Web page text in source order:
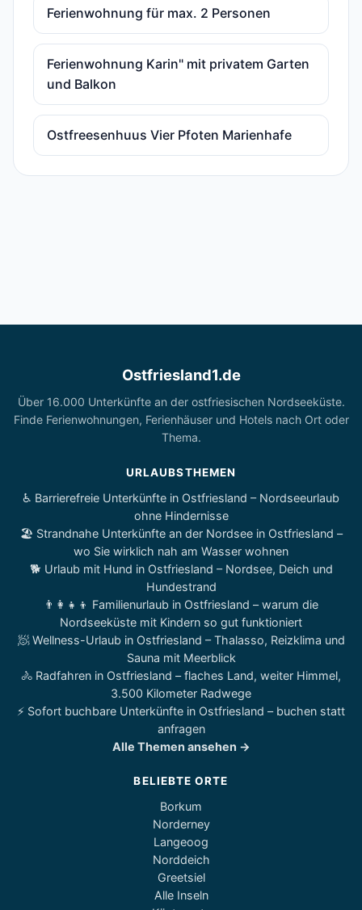
Ferienwohnung für max. 2 Personen
Ferienwohnung Karin" mit privatem Garten
und Balkon
Ostfreesenhuus Vier Pfoten Marienhafe
Ostfriesland1.de
Über 16.000 Unterkünfte an der ostfriesischen Nordseeküste.
Finde Ferienwohnungen, Ferienhäuser und Hotels nach Ort oder
Thema.
URLAUBSTHEMEN
♿ Barrierefreie Unterkünfte in Ostfriesland – Nordseeurlaub
ohne Hindernisse
🏖️ Strandnahe Unterkünfte an der Nordsee in Ostfriesland –
wo Sie wirklich nah am Wasser wohnen
🐕 Urlaub mit Hund in Ostfriesland – Nordsee, Deich und
Hundestrand
👨‍👩‍👧‍👦 Familienurlaub in Ostfriesland – warum die
Nordseeküste mit Kindern so gut funktioniert
🧖 Wellness-Urlaub in Ostfriesland – Thalasso, Reizklima und
Sauna mit Meerblick
🚴 Radfahren in Ostfriesland – flaches Land, weiter Himmel,
3.500 Kilometer Radwege
⚡ Sofort buchbare Unterkünfte in Ostfriesland – buchen statt
anfragen
Alle Themen ansehen →
BELIEBTE ORTE
Borkum
Norderney
Langeoog
Norddeich
Greetsiel
Alle Inseln